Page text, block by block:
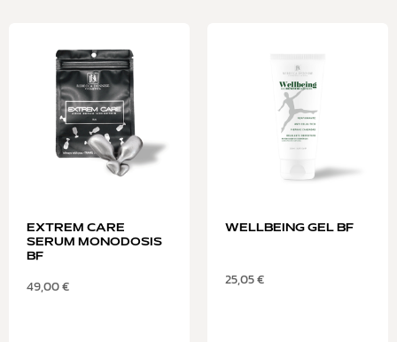
EXTREM CARE
SERUM MONODOSIS
BF
49,00€
WELLBEING GEL BF
25,05€